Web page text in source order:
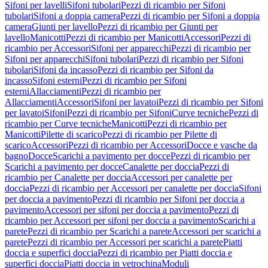
Sifoni per lavelliSifoni tubolariPezzi di ricambio per Sifoni
tubolariSifoni a doppia cameraPezzi di ricambio per Sifoni a doppia
cameraGiunti per lavelloPezzi di ricambio per Giunti per
lavelloManicottiPezzi di ricambio per ManicottiAccessoriPezzi di
ricambio per AccessoriSifoni per apparecchiPezzi di ricambio per
Sifoni per apparecchiSifoni tubolariPezzi di ricambio per Sifoni
tubolariSifoni da incassoPezzi di ricambio per Sifoni da
incassoSifoni esterniPezzi di ricambio per Sifoni
esterniAllacciamentiPezzi di ricambio per
AllacciamentiAccessoriSifoni per lavatoiPezzi di ricambio per Sifoni
per lavatoiSifoniPezzi di ricambio per SifoniCurve tecnichePezzi di
ricambio per Curve tecnicheManicottiPezzi di ricambio per
ManicottiPilette di scaricoPezzi di ricambio per Pilette di
scaricoAccessoriPezzi di ricambio per AccessoriDocce e vasche da
bagnoDocceScarichi a pavimento per doccePezzi di ricambio per
Scarichi a pavimento per docceCanalette per docciaPezzi di
ricambio per Canalette per docciaAccessori per canalette per
docciaPezzi di ricambio per Accessori per canalette per docciaSifoni
per doccia a pavimentoPezzi di ricambio per Sifoni per doccia a
pavimentoAccessori per sifoni per doccia a pavimentoPezzi di
ricambio per Accessori per sifoni per doccia a pavimentoScarichi a
paretePezzi di ricambio per Scarichi a pareteAccessori per scarichi a
paretePezzi di ricambio per Accessori per scarichi a paretePiatti
doccia e superfici docciaPezzi di ricambio per Piatti doccia e
superfici docciaPiatti doccia in vetrochinaModuli